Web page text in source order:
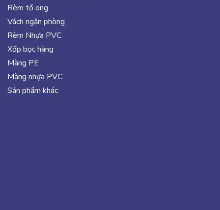
Rèm tổ ong
Vách ngăn phòng
Rèm Nhựa PVC
Xốp bọc hàng
Màng PE
Màng nhựa PVC
Sản phẩm khác